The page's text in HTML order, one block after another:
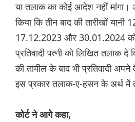
या तलाक का कोई आदेश नहीं मांगा।
किया कि तीन बाद की तारीखों
17.12.2023 और 30.01.2024 को
प्रतिवादी पत्नी को लिखित तलाक दे
की तामील के बाद भी प्रतिवादी अपने
इस प्रकार तलाक-ए-हसन के अर्थ में
कोर्ट ने आगे कहा,